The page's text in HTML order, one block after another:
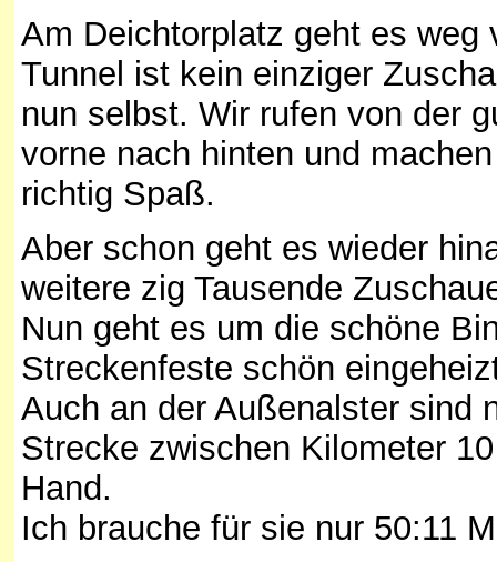
Am Deichtorplatz geht es weg
Tunnel ist kein einziger
nun selbst. Wir rufen von der
vorne nach hinten und
richtig Spaß.
Aber schon geht es wieder
weitere zig Tausende
Nun geht es um die schöne
Streckenfeste schön
Auch an der Außenalster sind
Strecke zwischen Kilometer
Hand.
Ich brauche für sie nur 50:11